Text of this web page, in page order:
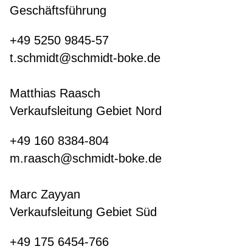
Geschäftsführung
+49 5250 9845-57
t.schmidt@schmidt-boke.de
Matthias Raasch
Verkaufsleitung Gebiet Nord
+49 160 8384-804
m.raasch@schmidt-boke.de
Marc Zayyan
Verkaufsleitung Gebiet Süd
+49 175 6454-766